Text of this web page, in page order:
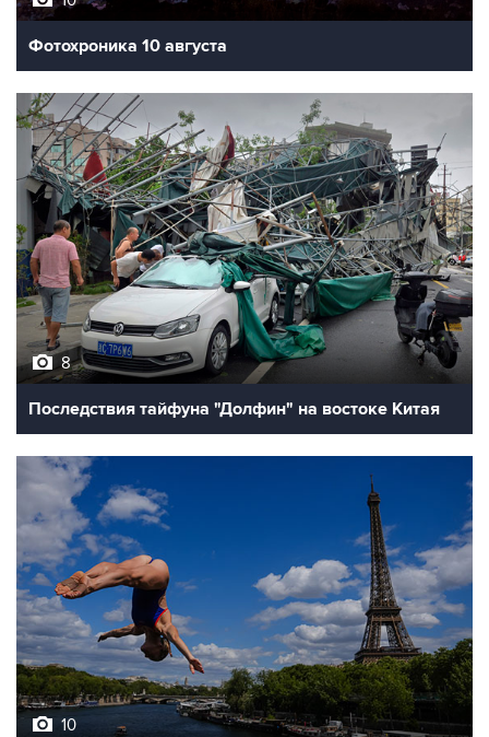
Фотохроника 10 августа
8
Последствия тайфуна "Долфин" на востоке Китая
10